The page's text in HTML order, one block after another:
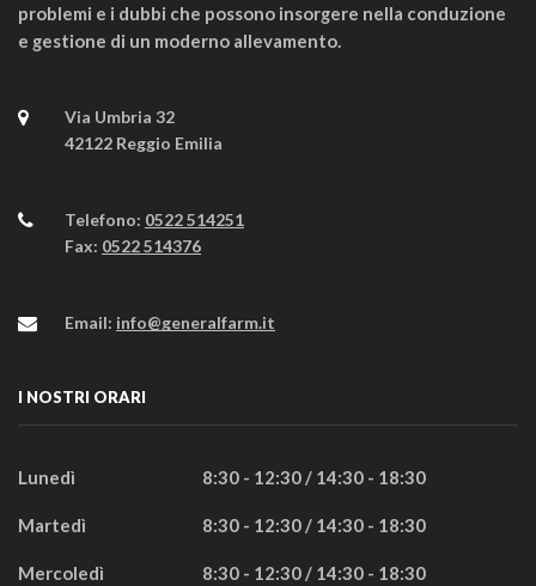
problemi e i dubbi che possono insorgere nella conduzione
e gestione di un moderno allevamento.
Via Umbria 32
42122 Reggio Emilia
Telefono: 0522 514251
Fax: 0522 514376
Email: info@generalfarm.it
I NOSTRI ORARI
Lunedì 8:30 - 12:30 / 14:30 - 18:30
Martedì 8:30 - 12:30 / 14:30 - 18:30
Mercoledì 8:30 - 12:30 / 14:30 - 18:30